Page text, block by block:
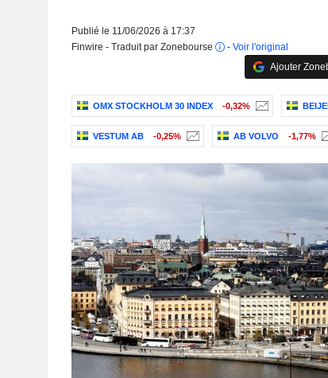
Publié le 11/06/2026 à 17:37
Finwire - Traduit par Zonebourse
- Voir l'original
Ajouter
OMX STOCKHOLM 30 INDEX -0,32%
VESTUM AB -0,25% AB VOLVO -1,77%